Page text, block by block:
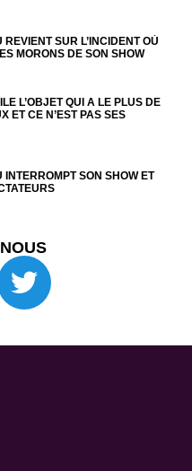
SUR L’INCIDENT OÙ
MORONS DE SON SHOW
L’OBJET QUI A LE PLUS DE
ET CE N’EST PAS SES
SON SHOW ET